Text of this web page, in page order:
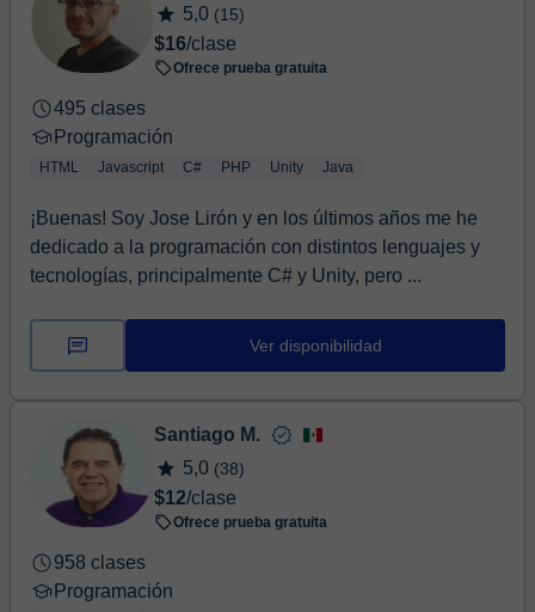
5,0 (15)
$16/clase
Ofrece prueba gratuita
495 clases
Programación
HTML Javascript C# PHP Unity Java
¡Buenas! Soy Jose Lirón y en los últimos años me he
dedicado a la programación con distintos lenguajes y
tecnologías, principalmente C# y Unity, pero ...
Ver disponibilidad
Santiago M.
5,0 (38)
$12/clase
Ofrece prueba gratuita
958 clases
Programación